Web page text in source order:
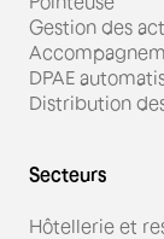
Gestion des
DPAE
Distribution
Secteurs
Hôtellerie et